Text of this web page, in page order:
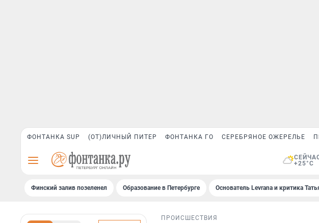
ФОНТАНКА SUP (ОТ)ЛИЧНЫЙ ПИТЕР ФОНТАНКА ГО СЕРЕБРЯНОЕ ОЖЕРЕЛЬЕ
+25°C
Финский залив позеленел Образование в Петербурге Основатель Levrana и критика
ПРОИСШЕСТВИЯ